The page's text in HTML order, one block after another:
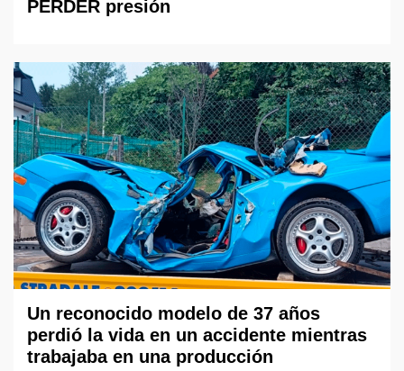
PERDER presión
Un reconocido modelo de 37 años
perdió la vida en un accidente mientras
trabajaba en una producción